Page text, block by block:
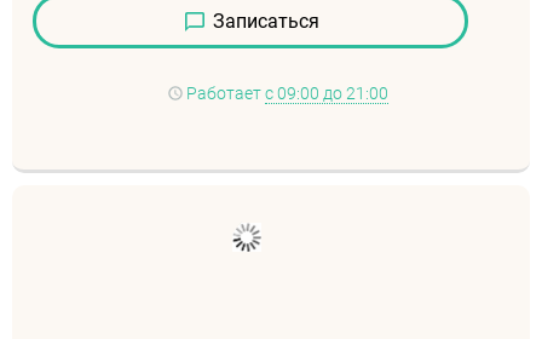
Записаться
Работает с 09:00 до 21:00